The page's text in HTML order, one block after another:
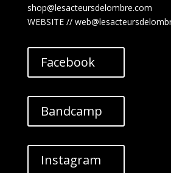
shop@lesacteursdelombre.com
WEBSITE //
Facebook
Bandcamp
Instagram